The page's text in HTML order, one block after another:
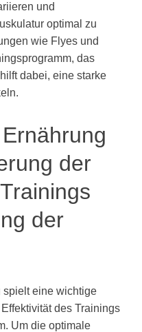
und
optimal zu
wie Flyes und
das
dabei, eine starke
der
der
spielt eine wichtige
des Trainings
Um die optimale